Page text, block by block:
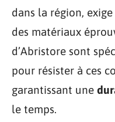
dans la région,
des matériaux
d’Abristore sont
pour résister à ces
garantissant une
le temps.